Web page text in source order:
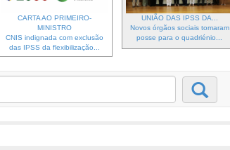
CARTA AO PRIMEIRO-
MINISTRO
CNIS indignada com exclusão
das IPSS da flexibilização...
UNIÃO DAS IPSS DA...
Novos órgãos sociais tomaram
posse para o quadriénio...